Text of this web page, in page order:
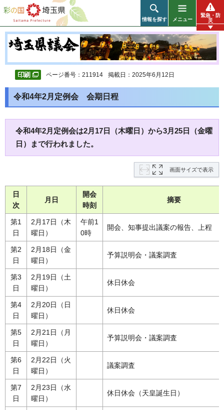
彩の国 埼玉県
情報を探す メニュー
緊急・防
災
ページ番号：211914 掲載日：2025年6月12日
令和4年2月定例会 会期日程
令和4年2月定例会は2月17日（木曜日）から3月25日（金曜
日）まで行われました。
画面サイズで表示
日
次
月日
開会
時刻
摘要
第1
日
2月17日（木
曜日）
午前1
0時
開会、知事提出議案の報告、上程
第2
日
2月18日（金
曜日）
予算説明会・議案調査
第3
日
2月19日（土
曜日）
休日休会
第4
日
2月20日（日
曜日）
休日休会
第5
日
2月21日（月
曜日）
予算説明会・議案調査
第6
日
2月22日（火
曜日）
議案調査
第7
日
2月23日（水
曜日）
休日休会（天皇誕生日）